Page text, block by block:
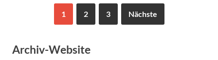
1 2 3 Nächste
Archiv-Website